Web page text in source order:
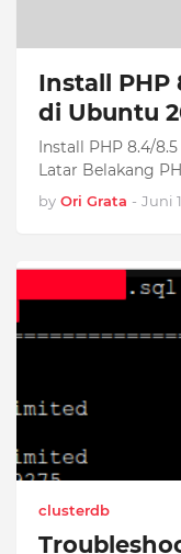
Install PHP
di Ubuntu
Install PHP 8.4/
by Ori Grata - Juni
clusterdb